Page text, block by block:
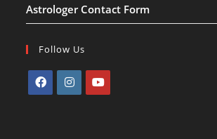
Astrologer Contact Form
Follow Us